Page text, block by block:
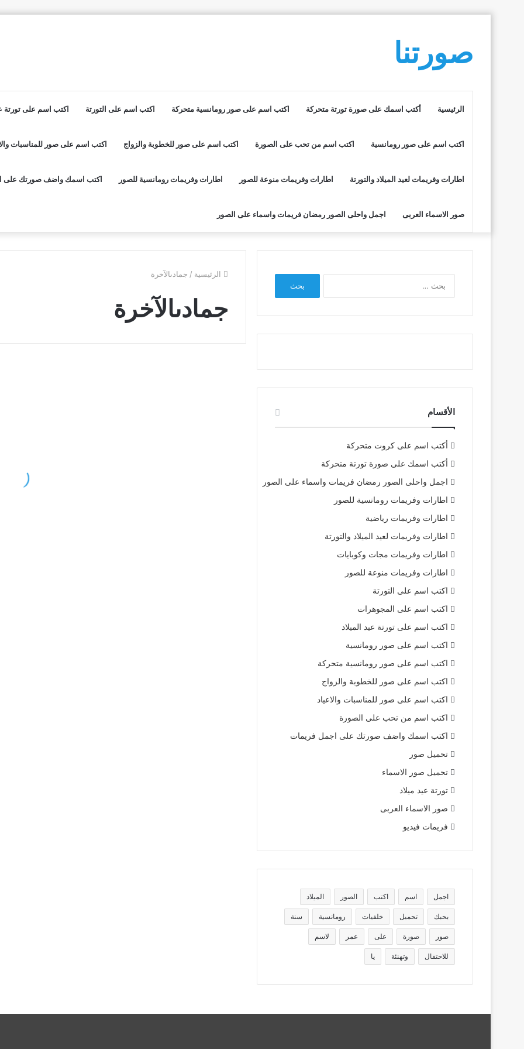
صورتنا
الرئيسية أكتب اسمك على صورة تورتة متحركة اكتب اسم على صور رومانسية متحركة اكتب اسم على التورتة اكتب اسم على تورتة
اكتب اسم على صور رومانسية اكتب اسم من تحب على الصورة اكتب اسم على صور للخطوبة والزواج اكتب اسم على صور للمناسبات
اطارات وفريمات لعيد الميلاد والتورتة اطارات وفريمات منوعة للصور اطارات وفريمات رومانسية للصور اكتب اسمك واضف صورتك على
صور الاسماء العربى اجمل واحلى الصور رمضان فريمات واسماء على الصور
الرئيسية / جمادىالآخرة
جمادىالآخرة
الأقسام
أكتب اسم على كروت متحركة
أكتب اسمك على صورة تورتة متحركة
اجمل واحلى الصور رمضان فريمات واسماء على الصور
اطارات وفريمات رومانسية للصور
اطارات وفريمات رياضية
اطارات وفريمات لعيد الميلاد والتورتة
اطارات وفريمات مجات وكوبايات
اطارات وفريمات منوعة للصور
اكتب اسم على التورتة
اكتب اسم على المجوهرات
اكتب اسم على تورتة عيد الميلاد
اكتب اسم على صور رومانسية
اكتب اسم على صور رومانسية متحركة
اكتب اسم على صور للخطوبة والزواج
اكتب اسم على صور للمناسبات والاعياد
اكتب اسم من تحب على الصورة
اكتب اسمك واضف صورتك على اجمل فريمات
تحميل صور
تحميل صور الاسماء
تورتة عيد ميلاد
صور الاسماء العربى
فريمات فيديو
اجمل اسم اكتب الصور الميلاد
بحبك تحميل خلفيات رومانسية سنة
صور صورة على عمر لاسم
للاحتفال وتهنئة يا